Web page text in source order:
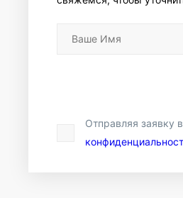
Отправляя заявку